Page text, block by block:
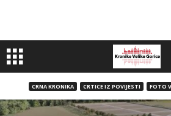
CRNA KRONIKA CRTICE IZ POVIJESTI FOTO